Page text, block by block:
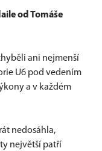
od Tomáše
ani nejmenší
U6 pod vedením
a v každém
nedosáhla,
největší patří